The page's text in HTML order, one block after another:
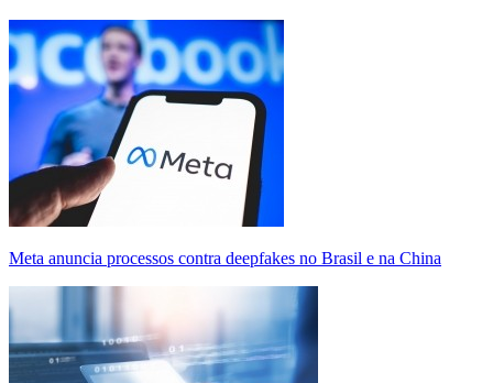
Meta anuncia processos contra deepfakes no Brasil e na China